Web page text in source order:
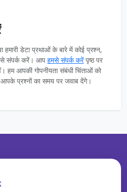
हमारी डेटा प्रथाओं के बारे में कोई प्रश्न,
संपर्क करें। आप हमसे संपर्क करेंपृष्ठ पर
हम आपकी गोपनीयता संबंधी चिंताओं को
प्रश्नों का समय पर जवाब देंगे।